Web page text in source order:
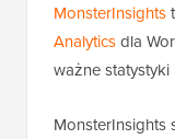
MonsterInsights
Analyticsdla
ważne
MonsterInsights